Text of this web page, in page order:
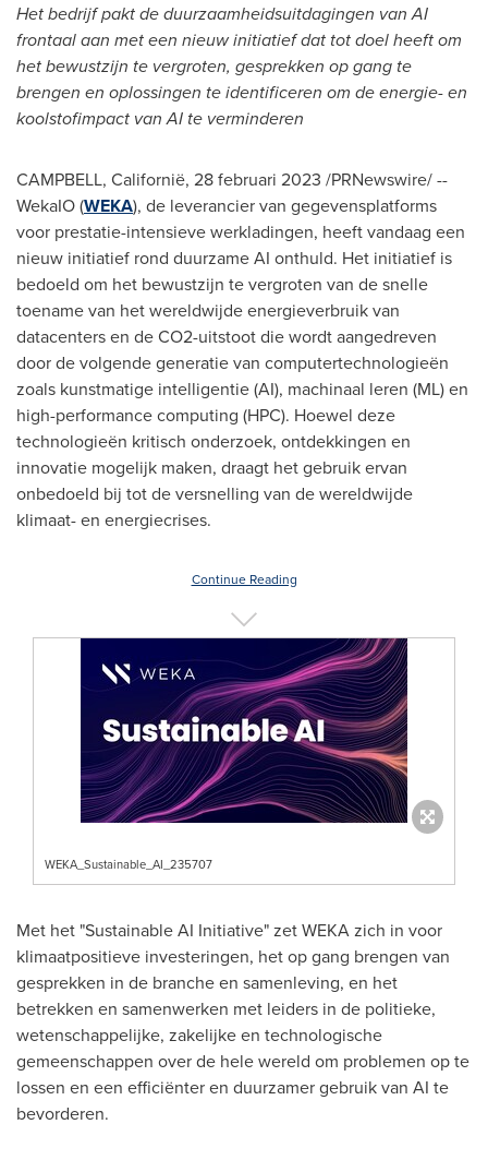
Het bedrijf pakt de duurzaamheidsuitdagingen van AI
frontaal aan met een nieuw initiatief dat tot doel heeft om
het bewustzijn te vergroten, gesprekken op gang te
brengen en oplossingen te identificeren om de energie- en
koolstofimpact van AI te verminderen
CAMPBELL, Californië, 28 februari 2023 /PRNewswire/ --
WekaIO (WEKA), de leverancier van gegevensplatforms
voor prestatie-intensieve werkladingen, heeft vandaag een
nieuw initiatief rond duurzame AI onthuld. Het initiatief is
bedoeld om het bewustzijn te vergroten van de snelle
toename van het wereldwijde energieverbruik van
datacenters en de CO2-uitstoot die wordt aangedreven
door de volgende generatie van computertechnologieën
zoals kunstmatige intelligentie (AI), machinaal leren (ML) en
high-performance computing (HPC). Hoewel deze
technologieën kritisch onderzoek, ontdekkingen en
innovatie mogelijk maken, draagt het gebruik ervan
onbedoeld bij tot de versnelling van de wereldwijde
klimaat- en energiecrises.
Continue Reading
WEKA_Sustainable_AI_235707
Met het "Sustainable AI Initiative" zet WEKA zich in voor
klimaatpositieve investeringen, het op gang brengen van
gesprekken in de branche en samenleving, en het
betrekken en samenwerken met leiders in de politieke,
wetenschappelijke, zakelijke en technologische
gemeenschappen over de hele wereld om problemen op te
lossen en een efficiënter en duurzamer gebruik van AI te
bevorderen.